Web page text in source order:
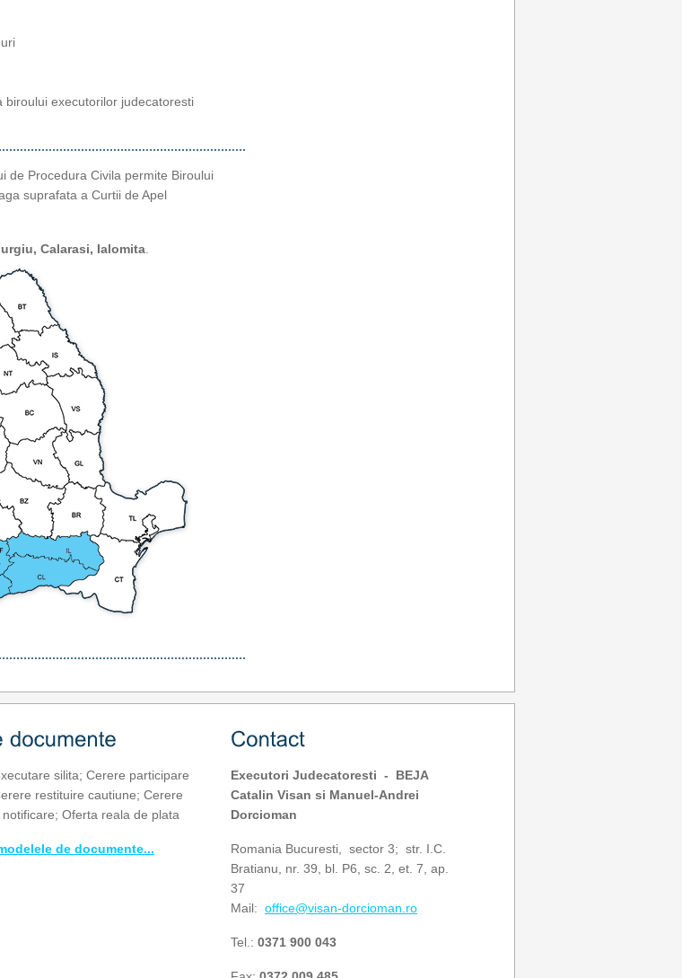
executorilor judecatoresti
de Procedura Civila permite Biroului
suprafata a Curtii de Apel
Calarasi, Ialomita
silita; Cerere participare
restituire cautiune; Cerere
Oferta reala de plata
de documente...
Executori Judecatoresti - BEJA
Catalin Visan si Manuel-Andrei
Dorcioman
Romania Bucuresti, sector 3; str. I.C.
Bratianu, nr. 39, bl. P6, sc. 2, et. 7, ap.
37
Mail: office@visan-dorcioman.ro
Tel.: 0371 900 043